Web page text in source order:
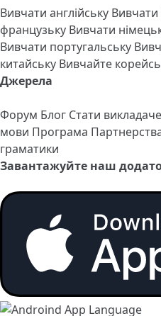
Вивчати англійську Вивчати
французьку Вивчати
Вивчати португальську
китайську Вивчайте
Джерела
Форум Блог Стати
мови Програма
граматики
Завантажуйте наш